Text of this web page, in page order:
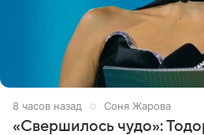
8 часов назад Соня Жарова
«Свершилось чудо»: